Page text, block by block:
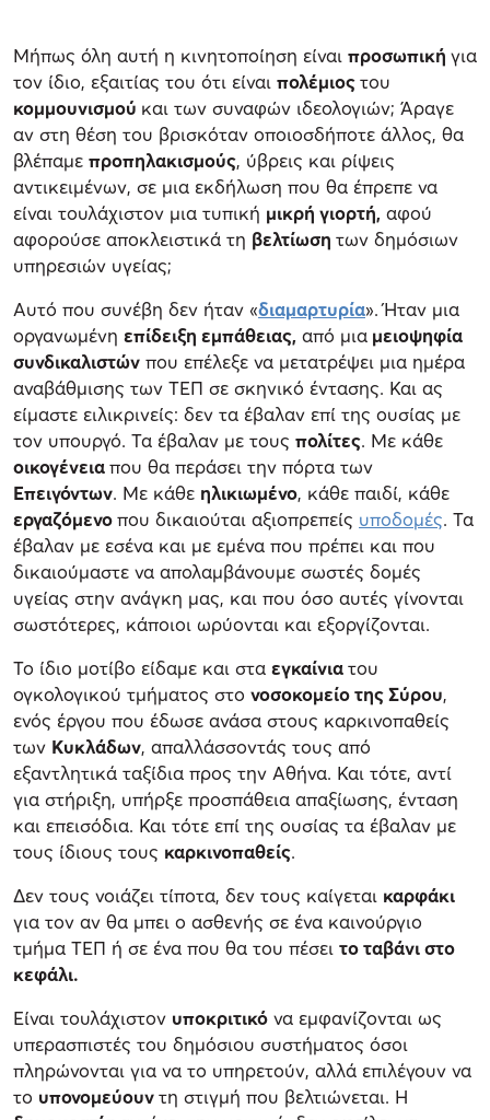
Μήπως όλη αυτή η κινητοποίηση είναι προσωπική για
τον ίδιο, εξαιτίας του ότι είναι πολέμιοςτου
κομμουνισμού και των συναφών ιδεολογιών; Άραγε
αν στη θέση του βρισκόταν οποιοσδήποτε άλλος, θα
βλέπαμε προπηλακισμούς, ύβρεις και ρίψεις
αντικειμένων, σε μια εκδήλωση που θα έπρεπε να
είναι τουλάχιστον μια τυπική μικρή γιορτή, αφού
αφορούσε αποκλειστικά τη βελτίωση των δημόσιων
υπηρεσιών υγείας;
Αυτό που συνέβη δεν ήταν «διαμαρτυρία». Ήταν μια
οργανωμένη επίδειξη εμπάθειας, από μια μειοψηφία
συνδικαλιστών που επέλεξε να μετατρέψει μια ημέρα
αναβάθμισης των ΤΕΠ σε σκηνικό έντασης. Και ας
είμαστε ειλικρινείς: δεν τα έβαλαν επί της ουσίας με
τον υπουργό. Τα έβαλαν με τους πολίτες. Με κάθε
οικογένειαπου θα περάσει την πόρτα των
Επειγόντων. Με κάθε ηλικιωμένο, κάθε παιδί, κάθε
εργαζόμενοπου δικαιούται αξιοπρεπείς υποδομές. Τα
έβαλαν με εσένα και με εμένα που πρέπει και που
δικαιούμαστε να απολαμβάνουμε σωστές δομές
υγείας στην ανάγκη μας, και που όσο αυτές γίνονται
σωστότερες, κάποιοι ωρύονται και εξοργίζονται.
Το ίδιο μοτίβο είδαμε και στα εγκαίνιατου
ογκολογικού τμήματος στο νοσοκομείο της Σύρου,
ενός έργου που έδωσε ανάσα στους καρκινοπαθείς
των Κυκλάδων, απαλλάσσοντάς τους από
εξαντλητικά ταξίδια προς την Αθήνα. Και τότε, αντί
για στήριξη, υπήρξε προσπάθεια απαξίωσης, ένταση
και επεισόδια. Και τότε επί της ουσίας τα έβαλαν με
τους ίδιους τους καρκινοπαθείς.
Δεν τους νοιάζει τίποτα, δεν τους καίγεται καρφάκι
για τον αν θα μπει ο ασθενής σε ένα καινούργιο
τμήμα ΤΕΠ ή σε ένα που θα του πέσει το ταβάνι στο
κεφάλι.
Είναι τουλάχιστον υποκριτικό να εμφανίζονται ως
υπερασπιστές του δημόσιου συστήματος όσοι
πληρώνονται για να το υπηρετούν, αλλά επιλέγουν να
το υπονομεύουντη στιγμή που βελτιώνεται. Η